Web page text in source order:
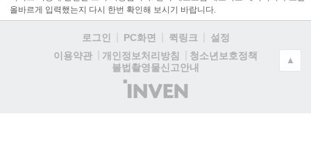
올바르게 입력했는지 다시 한번 확인해 보시기 바랍니다.
로그인 PC화면 퀵링크
설정
이용약관
개인정보처리방침
청소년보호정책
불법촬영물신고안내
(주)
인
▲